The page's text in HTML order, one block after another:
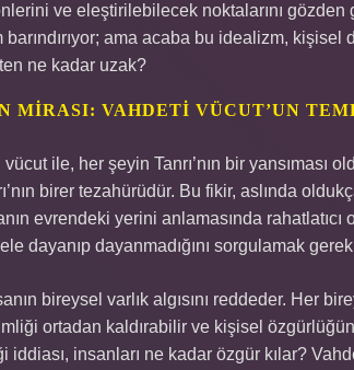
ve eleştirilebilecek noktalarını
ama acaba bu idealizm,
ne kadar uzak?
MIRASI: VAHDETI VÜCUT’UN
vücut ile, her şeyin Tanrı’nın bir yansıması
birer tezahürüdür. Bu fikir, aslında
evrendeki yerini anlamasında
dayanıp dayanmadığını sorgulamak
bireysel varlık algısını reddeder. Her
ortadan kaldırabilir ve kişisel
iddiası, insanları ne kadar özgür kılar?